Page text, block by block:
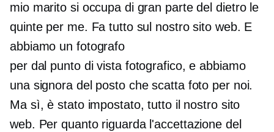
mio ​​marito si occupa di gran parte del dietro le
quinte per me. Fa tutto sul nostro sito web. E
abbiamo un fotografo
per dal punto di vista fotografico, e abbiamo
una signora del posto che scatta foto per noi.
Ma sì, è stato impostato, tutto il nostro sito
web. Per quanto riguarda l'accettazione del